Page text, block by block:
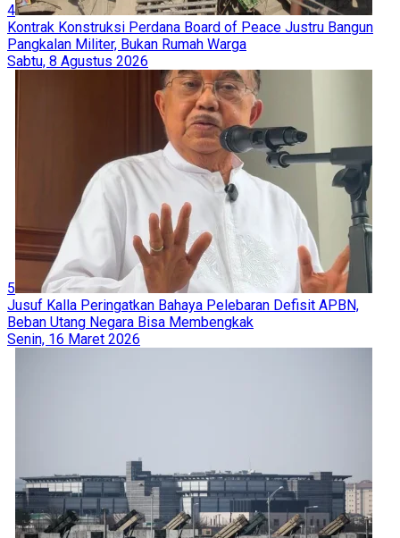
4
Kontrak Konstruksi Perdana Board of Peace Justru Bangun
Pangkalan Militer, Bukan Rumah Warga
Sabtu, 8 Agustus 2026
5
Jusuf Kalla Peringatkan Bahaya Pelebaran Defisit APBN,
Beban Utang Negara Bisa Membengkak
Senin, 16 Maret 2026